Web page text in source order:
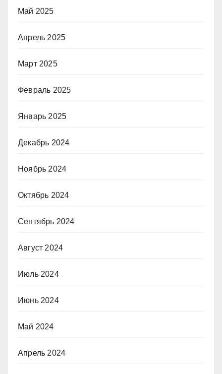
Май 2025
Апрель 2025
Март 2025
Февраль 2025
Январь 2025
Декабрь 2024
Ноябрь 2024
Октябрь 2024
Сентябрь 2024
Август 2024
Июль 2024
Июнь 2024
Май 2024
Апрель 2024